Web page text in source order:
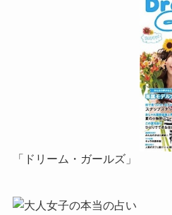
「ドリーム・ガールズ」